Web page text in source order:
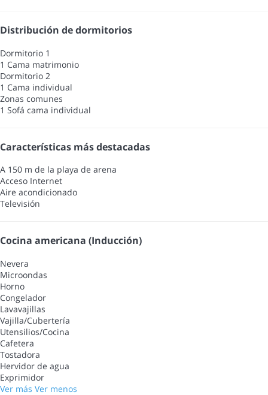
Distribución de dormitorios
Dormitorio 1
1 Cama matrimonio
Dormitorio 2
1 Cama individual
Zonas comunes
1 Sofá cama individual
Características más destacadas
A 150 m de la playa de arena
Acceso Internet
Aire acondicionado
Televisión
Cocina americana (Inducción)
Nevera
Microondas
Horno
Congelador
Lavavajillas
Vajilla/Cubertería
Utensilios/Cocina
Cafetera
Tostadora
Hervidor de agua
Exprimidor
Ver más Ver menos